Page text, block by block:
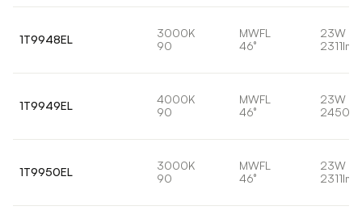
1T9948EL
3000K
90
MWFL
46°
23W
2311lm
1T9949EL
4000K
90
MWFL
46°
23W
2450lm
1T9950EL
3000K
90
MWFL
46°
23W
2311lm